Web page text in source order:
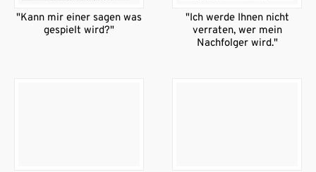
"Kann mir einer sagen was
gespielt wird?"
"Ich werde Ihnen nicht
verraten, wer mein
Nachfolger wird."